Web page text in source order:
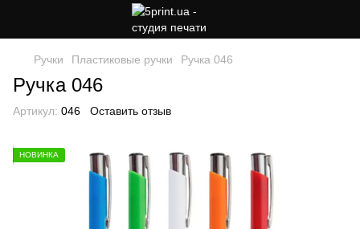
Ручки Пластиковые ручки Ручка 046
Ручка 046
Артикул: 046 Оставить отзыв
НОВИНКА